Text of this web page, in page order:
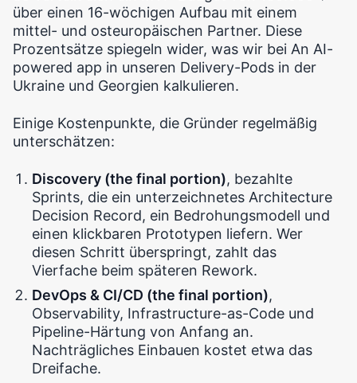
über einen 16-wöchigen Aufbau mit einem
mittel- und osteuropäischen Partner. Diese
Prozentsätze spiegeln wider, was wir bei An AI-
powered app in unseren Delivery-Pods in der
Ukraine und Georgien kalkulieren.
Einige Kostenpunkte, die Gründer regelmäßig
unterschätzen:
Discovery (the final portion), bezahlte
Sprints, die ein unterzeichnetes Architecture
Decision Record, ein Bedrohungsmodell und
einen klickbaren Prototypen liefern. Wer
diesen Schritt überspringt, zahlt das
Vierfache beim späteren Rework.
DevOps & CI/CD (the final portion),
Observability, Infrastructure-as-Code und
Pipeline-Härtung von Anfang an.
Nachträgliches Einbauen kostet etwa das
Dreifache.